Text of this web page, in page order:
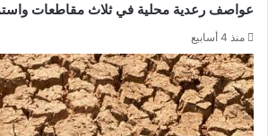
عواصف رعدية محلية في ثلاث مقاطعات
منذ 4 أسابيع